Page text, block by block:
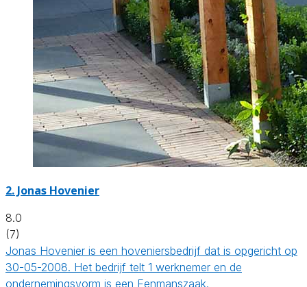
2. Jonas Hovenier
8.0
(7)
Jonas Hovenier is een hoveniersbedrijf dat is opgericht op
30-05-2008. Het bedrijf telt 1 werknemer en de
ondernemingsvorm is een Eenmanszaak.